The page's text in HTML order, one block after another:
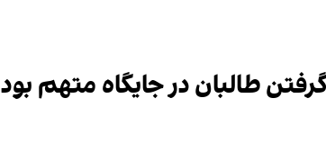
طالبان در جایگاه متهم بود